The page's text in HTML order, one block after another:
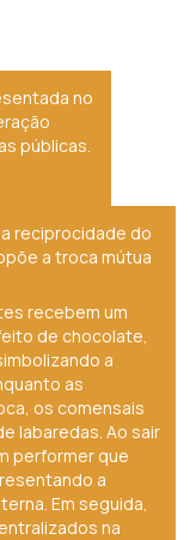
no
públicas.
reciprocidade do
a troca mútua
recebem um
de chocolate,
a
as
os comensais
labaredas. Ao sair
performer que
a
Em seguida,
na